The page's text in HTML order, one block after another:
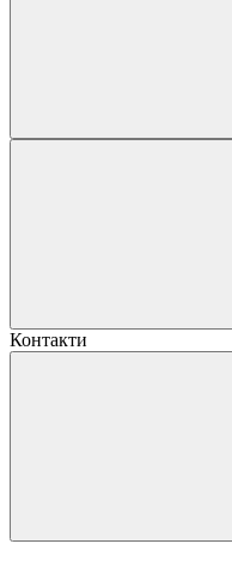
Контакти